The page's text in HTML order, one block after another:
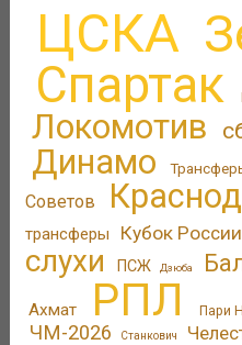
ЦСКА
Спартак
Локомотив
Динамо
Советов
трансферы
Кубок России
слухи
ПСЖ Дзюба
Ахмат РПЛ Пари
ЧМ-2026 Станкович